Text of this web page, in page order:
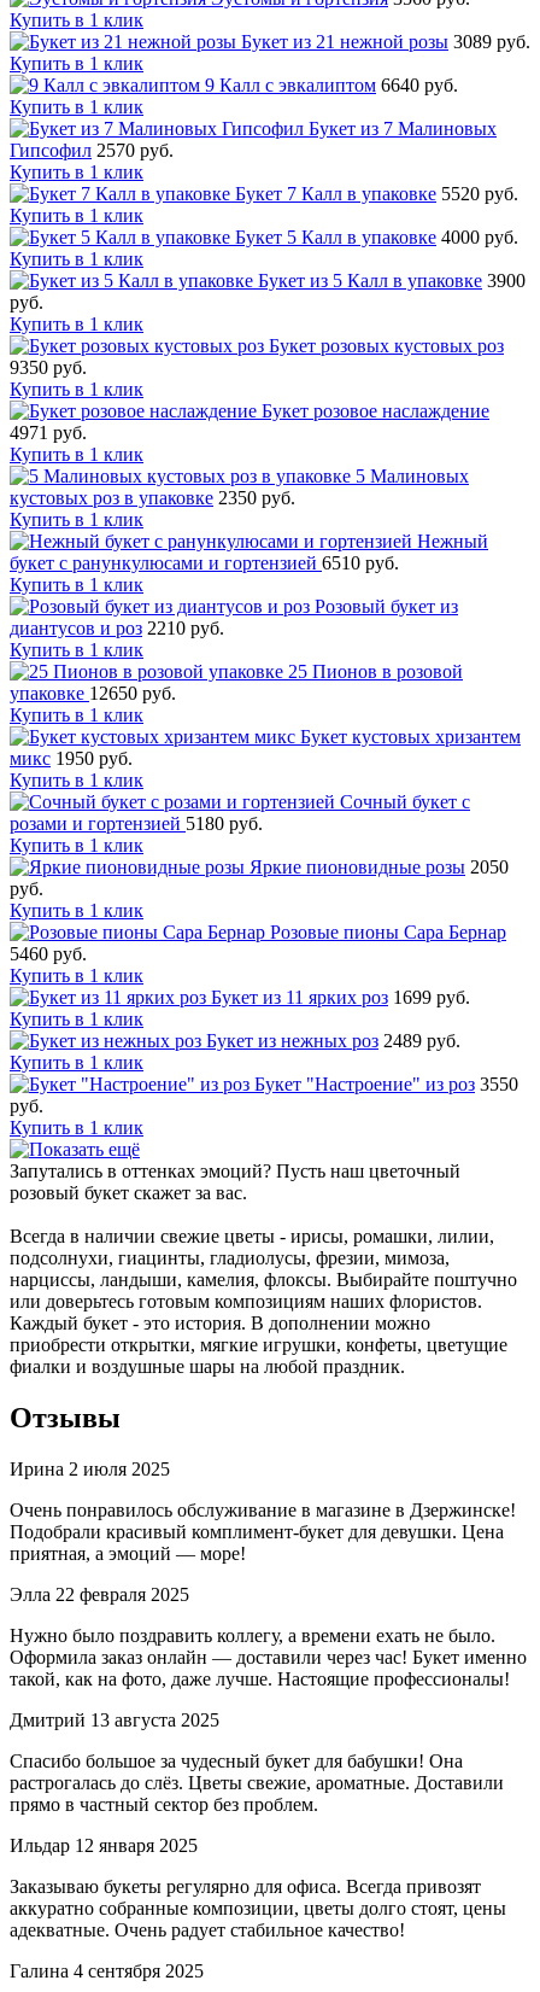
Купить в 1 клик
Букет из 21 нежной розы 3089 руб.
Купить в 1 клик
9 Калл с эвкалиптом 6640 руб.
Купить в 1 клик
Букет из 7 Малиновых
Гипсофил 2570 руб.
Купить в 1 клик
Букет 7 Калл в упаковке 5520 руб.
Купить в 1 клик
Букет 5 Калл в упаковке 4000 руб.
Купить в 1 клик
Букет из 5 Калл в упаковке 3900
руб.
Купить в 1 клик
Букет розовых кустовых роз
9350 руб.
Купить в 1 клик
Букет розовое наслаждение
4971 руб.
Купить в 1 клик
5 Малиновых
кустовых роз в упаковке 2350 руб.
Купить в 1 клик
Нежный
букет с ранункулюсами и гортензией 6510 руб.
Купить в 1 клик
Розовый букет из
диантусов и роз 2210 руб.
Купить в 1 клик
25 Пионов в розовой
упаковке 12650 руб.
Купить в 1 клик
Букет кустовых хризантем
микс 1950 руб.
Купить в 1 клик
Сочный букет с
розами и гортензией 5180 руб.
Купить в 1 клик
Яркие пионовидные розы 2050
руб.
Купить в 1 клик
Розовые пионы Сара Бернар
5460 руб.
Купить в 1 клик
Букет из 11 ярких роз 1699 руб.
Купить в 1 клик
Букет из нежных роз 2489 руб.
Купить в 1 клик
Букет "Настроение" из роз 3550
руб.
Купить в 1 клик
Запутались в оттенках эмоций? Пусть наш цветочный
розовый букет скажет за вас.
Всегда в наличии свежие цветы - ирисы, ромашки, лилии,
подсолнухи, гиацинты, гладиолусы, фрезии, мимоза,
нарциссы, ландыши, камелия, флоксы. Выбирайте поштучно
или доверьтесь готовым композициям наших флористов.
Каждый букет - это история. В дополнении можно
приобрести открытки, мягкие игрушки, конфеты, цветущие
фиалки и воздушные шары на любой праздник.
Отзывы
Ирина 2 июля 2025
Очень понравилось обслуживание в магазине в Дзержинске!
Подобрали красивый комплимент-букет для девушки. Цена
приятная, а эмоций — море!
Элла 22 февраля 2025
Нужно было поздравить коллегу, а времени ехать не было.
Оформила заказ онлайн — доставили через час! Букет именно
такой, как на фото, даже лучше. Настоящие профессионалы!
Дмитрий 13 августа 2025
Спасибо большое за чудесный букет для бабушки! Она
растрогалась до слёз. Цветы свежие, ароматные. Доставили
прямо в частный сектор без проблем.
Ильдар 12 января 2025
Заказываю букеты регулярно для офиса. Всегда привозят
аккуратно собранные композиции, цветы долго стоят, цены
адекватные. Очень радует стабильное качество!
Галина 4 сентября 2025